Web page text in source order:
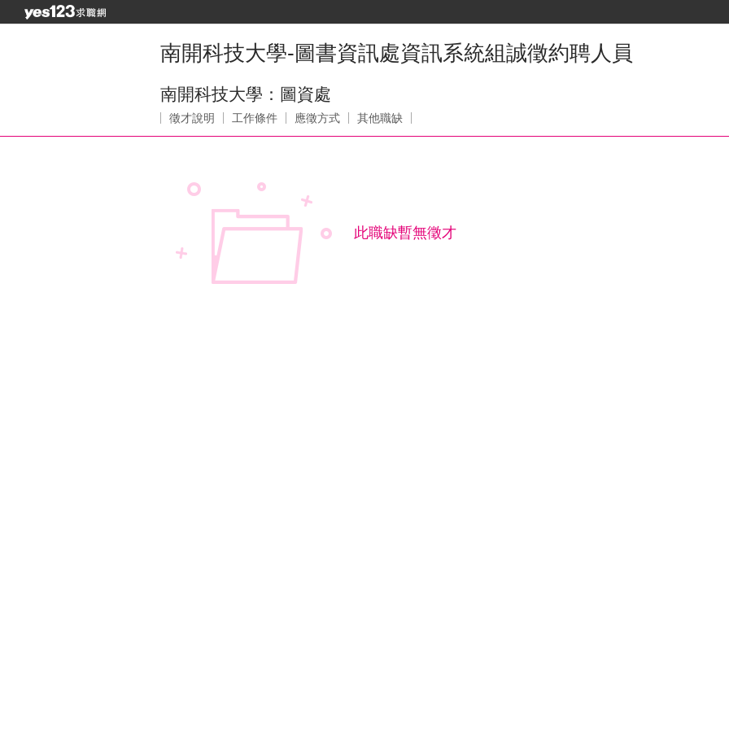
南開科技大學-圖書資訊處資訊系統組誠徵約聘人員
南開科技大學：圖資處
徵才說明 工作條件 應徵方式 其他職缺
此職缺暫無徵才